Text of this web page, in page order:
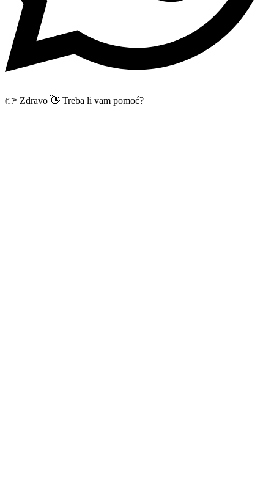
👉 Zdravo 👋 Treba li vam pomoć?